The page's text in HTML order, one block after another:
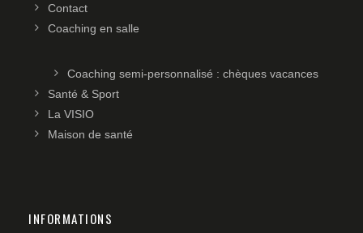
Contact
Coaching en salle
Coaching semi-personnalisé : chèques vacances
Santé & Sport
La VISIO
Maison de santé
INFORMATIONS